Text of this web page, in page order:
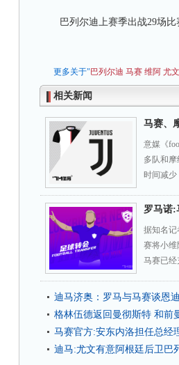
巴列尔迪上赛季出战29场比
更多关于"巴列尔迪 马赛 维阿 尤文
相关新闻
马赛、
意媒《
多队和
时间减
罗马诺:
据知名记
赛将小维
马赛已
迪马济奥：罗马与马赛谈恩
格林伍德返回曼彻斯特 和前
马赛官方:安东内洛担任总经
迪马:尤文有意阿根廷后卫巴